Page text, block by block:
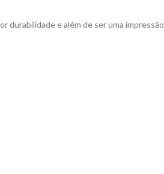
durabilidade e além de ser uma impressão